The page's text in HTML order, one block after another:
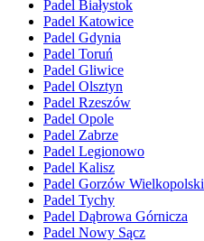
Padel Białystok
Padel Katowice
Padel Gdynia
Padel Toruń
Padel Gliwice
Padel Olsztyn
Padel Rzeszów
Padel Opole
Padel Zabrze
Padel Legionowo
Padel Kalisz
Padel Gorzów Wielkopolski
Padel Tychy
Padel Dąbrowa Górnicza
Padel Nowy Sącz